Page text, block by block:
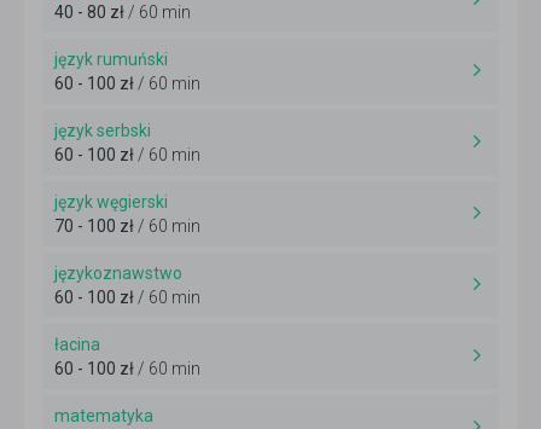
40 - 80 zł/ 60 min
język rumuński
60 - 100 zł/ 60 min
język serbski
60 - 100 zł/ 60 min
język węgierski
70 - 100 zł/ 60 min
językoznawstwo
60 - 100 zł/ 60 min
łacina
60 - 100 zł/ 60 min
matematyka